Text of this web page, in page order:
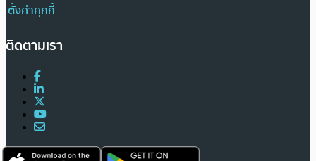
ตั้งค่าคุกกี้
ติดตามเรา